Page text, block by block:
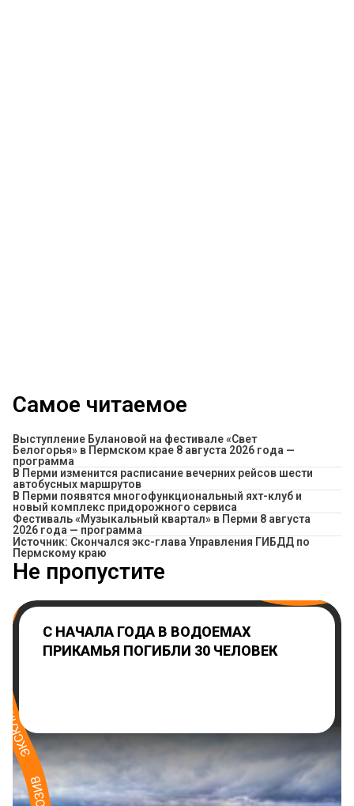
Самое читаемое
Выступление Булановой на фестивале «Свет
Белогорья» в Пермском крае 8 августа 2026 года —
программа
​В Перми изменится расписание вечерних рейсов шести
автобусных маршрутов
В Перми появятся многофункциональный яхт-клуб и
новый комплекс придорожного сервиса
Фестиваль «Музыкальный квартал» в Перми 8 августа
2026 года — программа
Источник: Скончался экс-глава Управления ГИБДД по
Пермскому краю
Не пропустите
С НАЧАЛА ГОДА В ВОДОЕМАХ
ПРИКАМЬЯ ПОГИБЛИ 30 ЧЕЛОВЕК